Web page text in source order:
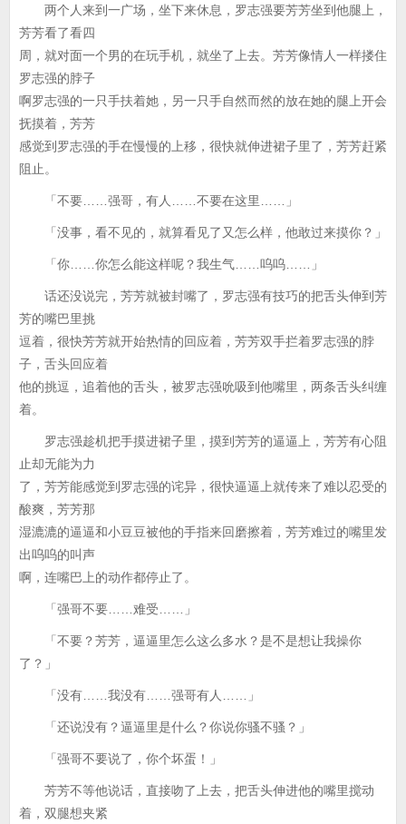
两个人来到一广场，坐下来休息，罗志强要芳芳坐到他腿上，
芳芳看了看四
周，就对面一个男的在玩手机，就坐了上去。芳芳像情人一样搂住
罗志强的脖子
啊罗志强的一只手扶着她，另一只手自然而然的放在她的腿上开会
抚摸着，芳芳
感觉到罗志强的手在慢慢的上移，很快就伸进裙子里了，芳芳赶紧
阻止。
「不要……强哥，有人……不要在这里……」
「没事，看不见的，就算看见了又怎么样，他敢过来摸你？」
「你……你怎么能这样呢？我生气……呜呜……」
话还没说完，芳芳就被封嘴了，罗志强有技巧的把舌头伸到芳
芳的嘴巴里挑
逗着，很快芳芳就开始热情的回应着，芳芳双手拦着罗志强的脖
子，舌头回应着
他的挑逗，追着他的舌头，被罗志强吮吸到他嘴里，两条舌头纠缠
着。
罗志强趁机把手摸进裙子里，摸到芳芳的逼逼上，芳芳有心阻
止却无能为力
了，芳芳能感觉到罗志强的诧异，很快逼逼上就传来了难以忍受的
酸爽，芳芳那
湿漉漉的逼逼和小豆豆被他的手指来回磨擦着，芳芳难过的嘴里发
出呜呜的叫声
啊，连嘴巴上的动作都停止了。
「强哥不要……难受……」
「不要？芳芳，逼逼里怎么这么多水？是不是想让我操你
了？」
「没有……我没有……强哥有人……」
「还说没有？逼逼里是什么？你说你骚不骚？」
「强哥不要说了，你个坏蛋！」
芳芳不等他说话，直接吻了上去，把舌头伸进他的嘴里搅动
着，双腿想夹紧